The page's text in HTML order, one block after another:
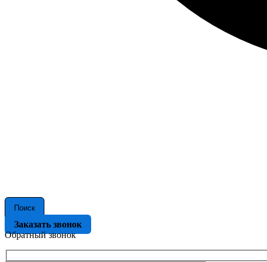
Поиск
Заказать звонок
Обратный звонок